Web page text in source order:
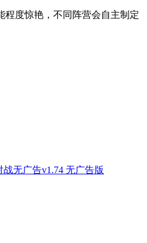
程度惊艳，不同阵营会自主制定
无广告v1.74 无广告版